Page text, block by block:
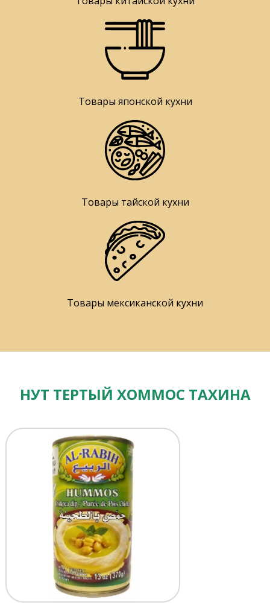
Товары японской кухни
Товары тайской кухни
Товары мексиканской кухни
НУТ ТЕРТЫЙ ХОММОС ТАХИНА